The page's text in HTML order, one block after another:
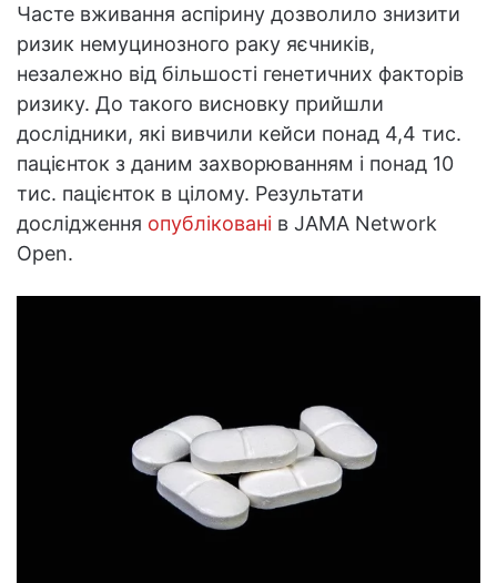
Часте вживання аспірину дозволило знизити
ризик немуцинозного раку яєчників,
незалежно від більшості генетичних факторів
ризику. До такого висновку прийшли
дослідники, які вивчили кейси понад 4,4 тис.
пацієнток з даним захворюванням і понад 10
тис. пацієнток в цілому. Результати
дослідження опубліковані в JAMA Network
Open.